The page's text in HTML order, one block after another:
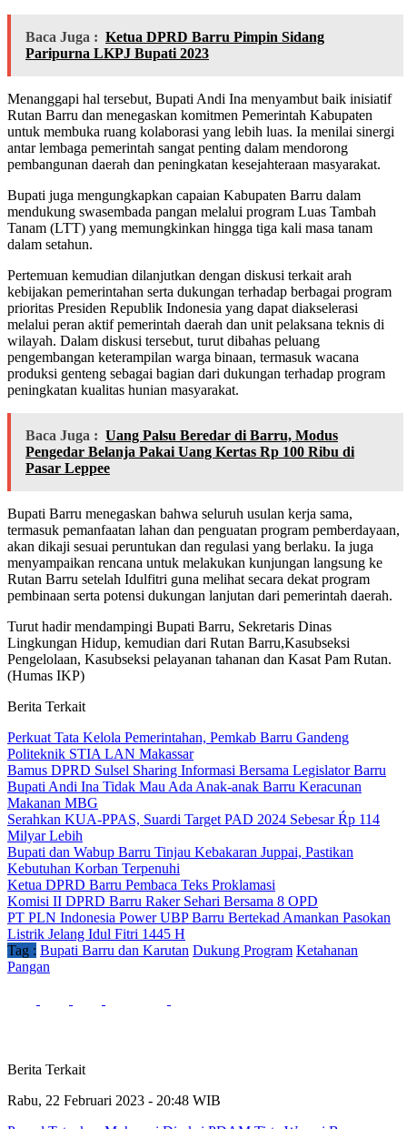
Baca Juga : Ketua DPRD Barru Pimpin Sidang
Paripurna LKPJ Bupati 2023
Menanggapi hal tersebut, Bupati Andi Ina menyambut baik inisiatif
Rutan Barru dan menegaskan komitmen Pemerintah Kabupaten
untuk membuka ruang kolaborasi yang lebih luas. Ia menilai sinergi
antar lembaga pemerintah sangat penting dalam mendorong
pembangunan daerah dan peningkatan kesejahteraan masyarakat.
Bupati juga mengungkapkan capaian Kabupaten Barru dalam
mendukung swasembada pangan melalui program Luas Tambah
Tanam (LTT) yang memungkinkan hingga tiga kali masa tanam
dalam setahun.
Pertemuan kemudian dilanjutkan dengan diskusi terkait arah
kebijakan pemerintahan serta dukungan terhadap berbagai program
prioritas Presiden Republik Indonesia yang dapat diakselerasi
melalui peran aktif pemerintah daerah dan unit pelaksana teknis di
wilayah. Dalam diskusi tersebut, turut dibahas peluang
pengembangan keterampilan warga binaan, termasuk wacana
produksi genteng sebagai bagian dari dukungan terhadap program
peningkatan kualitas hunian masyarakat.
Baca Juga : Uang Palsu Beredar di Barru, Modus
Pengedar Belanja Pakai Uang Kertas Rp 100 Ribu di
Pasar Leppee
Bupati Barru menegaskan bahwa seluruh usulan kerja sama,
termasuk pemanfaatan lahan dan penguatan program pemberdayaan,
akan dikaji sesuai peruntukan dan regulasi yang berlaku. Ia juga
menyampaikan rencana untuk melakukan kunjungan langsung ke
Rutan Barru setelah Idulfitri guna melihat secara dekat program
pembinaan serta potensi dukungan lanjutan dari pemerintah daerah.
Turut hadir mendampingi Bupati Barru, Sekretaris Dinas
Lingkungan Hidup, kemudian dari Rutan Barru,Kasubseksi
Pengelolaan, Kasubseksi pelayanan tahanan dan Kasat Pam Rutan.
(Humas IKP)
Berita Terkait
Perkuat Tata Kelola Pemerintahan, Pemkab Barru Gandeng
Politeknik STIA LAN Makassar
Bamus DPRD Sulsel Sharing Informasi Bersama Legislator Barru
Bupati Andi Ina Tidak Mau Ada Anak-anak Barru Keracunan
Makanan MBG
Serahkan KUA-PPAS, Suardi Target PAD 2024 Sebesar Ŕp 114
Milyar Lebih
Bupati dan Wabup Barru Tinjau Kebakaran Juppai, Pastikan
Kebutuhan Korban Terpenuhi
Ketua DPRD Barru Pembaca Teks Proklamasi
Komisi II DPRD Barru Raker Sehari Bersama 8 OPD
PT PLN Indonesia Power UBP Barru Bertekad Amankan Pasokan
Listrik Jelang Idul Fitri 1445 H
Tag : Bupati Barru dan Karutan Dukung Program Ketahanan
Pangan
Berita Terkait
Rabu, 22 Februari 2023 - 20:48 WIB